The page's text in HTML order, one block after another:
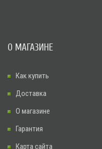
О МАГАЗИНЕ
Как купить
Доставка
О магазине
Гарантия
Карта сайта